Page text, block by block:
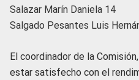
Salazar Marín Daniela 14
Salgado Pesantes Luis
El coordinador de la
estar satisfecho con el